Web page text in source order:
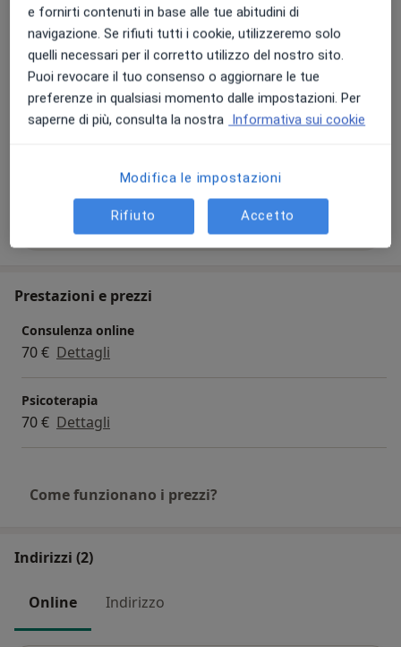
Foto e video
Visualizza galleria (1)
Mostra dettaglisull'esperienza
Prestazioni e prezzi
Consulenza online
70 € Dettagli
Psicoterapia
70 € Dettagli
Come funzionano i prezzi?
Indirizzi (2)
Online Indirizzo
e fornirti contenuti in base alle tue abitudini di
navigazione. Se rifiuti tutti i cookie, utilizzeremo solo
quelli necessari per il corretto utilizzo del nostro sito.
Puoi revocare il tuo consenso o aggiornare le tue
preferenze in qualsiasi momento dalle impostazioni. Per
saperne di più, consulta la nostra Informativa sui cookie
Modifica le impostazioni
Rifiuto Accetto